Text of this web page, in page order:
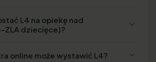
L4 na opiekę nad
ZLA dziecięce)?
online może wystawić L4?